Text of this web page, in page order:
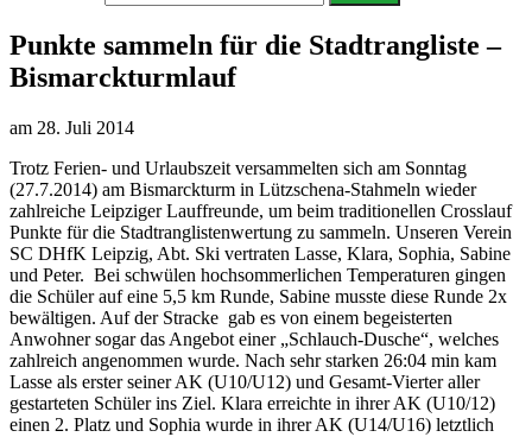
nach:
Punkte sammeln für die Stadtrangliste –
Bismarckturmlauf
am 28. Juli 2014
Trotz Ferien- und Urlaubszeit versammelten sich am Sonntag
(27.7.2014) am Bismarckturm in Lützschena-Stahmeln wieder
zahlreiche Leipziger Lauffreunde, um beim traditionellen Crosslauf
Punkte für die Stadtranglistenwertung zu sammeln. Unseren Verein
SC DHfK Leipzig, Abt. Ski vertraten Lasse, Klara, Sophia, Sabine
und Peter. Bei schwülen hochsommerlichen Temperaturen gingen
die Schüler auf eine 5,5 km Runde, Sabine musste diese Runde 2x
bewältigen. Auf der Stracke gab es von einem begeisterten
Anwohner sogar das Angebot einer „Schlauch-Dusche“, welches
zahlreich angenommen wurde. Nach sehr starken 26:04 min kam
Lasse als erster seiner AK (U10/U12) und Gesamt-Vierter aller
gestarteten Schüler ins Ziel. Klara erreichte in ihrer AK (U10/12)
einen 2. Platz und Sophia wurde in ihrer AK (U14/U16) letztlich